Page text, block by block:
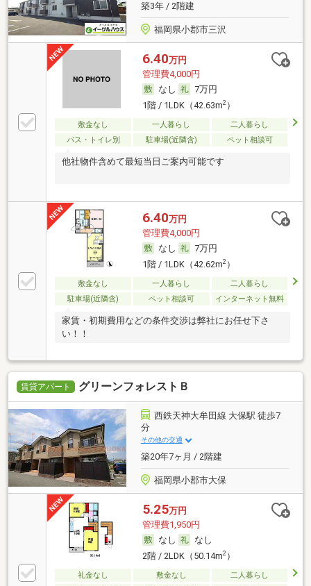
築3年 / 2階建
福岡県小郡市三沢
6.40万円
管理費4,000円
なし
7万円
1階 / 1LDK（42.63m2）
敷金なし 一人暮らし
二人暮らし
バス・トイレ別
駐車場(近隣含) ペット相談可
他社物件含めて最短当日ご案内可能です
6.40万円
管理費4,000円
なし
7万円
1階 / 1LDK（42.62m2）
敷金なし 一人暮らし
二人暮らし
駐車場(近隣含)
ペット相談可 インターネット無料
家賃・初期費用などの条件交渉は弊社にお任せ下さ
い！！
賃貸アパート グリーンフォレストＢ
西鉄天神大牟田線 大保駅 徒歩7
分
その他の交通
築20年7ヶ月 / 2階建
福岡県小郡市大保
5.25万円
管理費1,950円
なし
なし
2階 / 2LDK（50.14m2）
礼金なし 敷金なし
二人暮らし